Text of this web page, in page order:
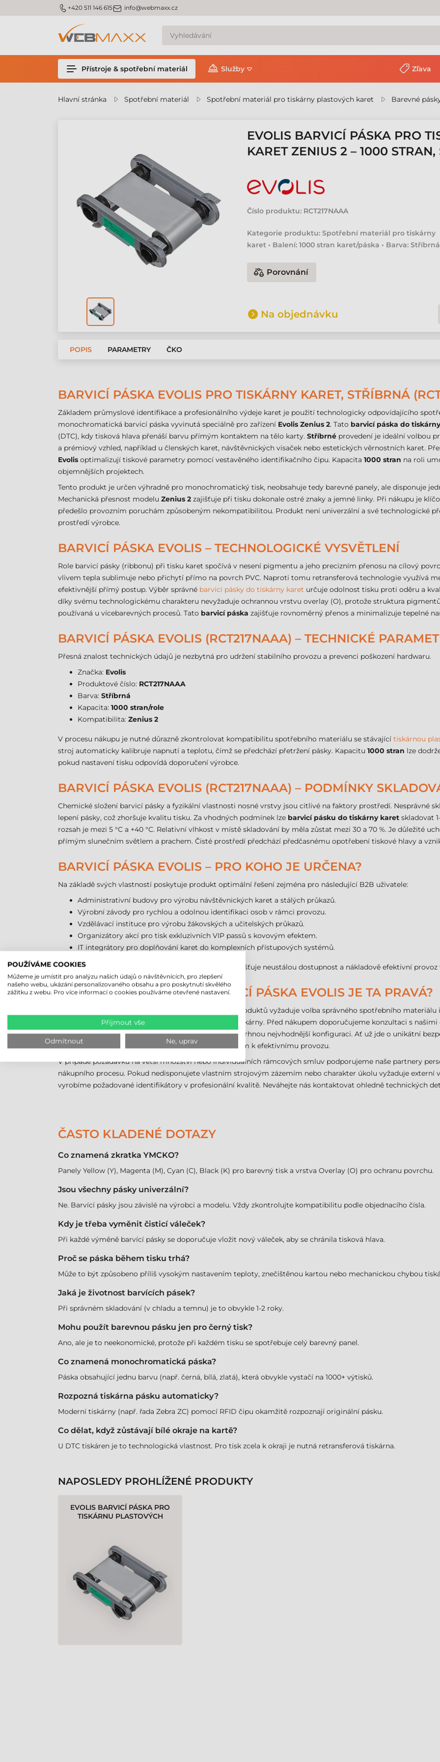
m_phone +420 511 146 615m_email info@webmaxx.cz
Přístroje & spotřební materiál Služby Zľava
Hlavní stránka Spotřební materiál Spotřební materiál pro tiskárny plastových karet Barevné
EVOLIS BARVICÍ PÁSKA PRO
KARET ZENIUS 2 – 1000
Číslo produktu: RCT217NAAA
Kategorie produktu: Spotřební materiál pro tiskárny
karet • Balení: 1000 stran karet/páska • Barva: Stříbrná
Porovnání
Na objednávku
POPIS PARAMETRY ČKO
BARVICÍ PÁSKA EVOLIS PRO TISKÁRNY KARET, STŘÍBRNÁ
Základem průmyslové identifikace a profesionálního výdeje karet je použití technologicky odpovídajícího
monochromatická barvicí páska vyvinutá speciálně pro zařízení Evolis Zenius 2. Tato barvicí páska do
(DTC), kdy tisková hlava přenáší barvu přímým kontaktem na tělo karty. Stříbrné provedení je ideální volbou
a prémiový vzhled, například u členských karet, návštěvnických visaček nebo estetických věrnostních karet.
Evolis optimalizují tiskové parametry pomocí vestavěného identifikačního čipu. Kapacita 1000 stran na roli
objemnějších projektech.
Tento produkt je určen výhradně pro monochromatický tisk, neobsahuje tedy barevné panely, ale disponuje
Mechanická přesnost modelu Zenius 2 zajišťuje při tisku dokonale ostré znaky a jemné linky. Při nákupu je
předešlo provozním poruchám způsobeným nekompatibilitou. Produkt není univerzální a své technologické
prostředí výrobce.
BARVICÍ PÁSKA EVOLIS – TECHNOLOGICKÉ VYSVĚTLENÍ
Role barvicí pásky (ribbonu) při tisku karet spočívá v nesení pigmentu a jeho precizním přenosu na cílový
vlivem tepla sublimuje nebo přichytí přímo na povrch PVC. Naproti tomu retransferová technologie využívá
efektivnější přímý postup. Výběr správné barvicí pásky do tiskárny karet určuje odolnost tisku proti oděru a
díky svému technologickému charakteru nevyžaduje ochrannou vrstvu overlay (O), protože struktura
používaná u vícebarevných procesů. Tato barvicí páska zajišťuje rovnoměrný přenos a minimalizuje tepelné
BARVICÍ PÁSKA EVOLIS (RCT217NAAA) – TECHNICKÉ
Přesná znalost technických údajů je nezbytná pro udržení stabilního provozu a prevenci poškození hardwaru.
Značka: Evolis
Produktové číslo: RCT217NAAA
Barva: Stříbrná
Kapacita: 1000 stran/role
Kompatibilita: Zenius 2
V procesu nákupu je nutné důrazně zkontrolovat kompatibilitu spotřebního materiálu se stávající tiskárnou
stroj automaticky kalibruje napnutí a teplotu, čímž se předchází přetržení pásky. Kapacitu 1000 stran lze
pokud nastavení tisku odpovídá doporučení výrobce.
BARVICÍ PÁSKA EVOLIS (RCT217NAAA) – PODMÍNKY
Chemické složení barvicí pásky a fyzikální vlastnosti nosné vrstvy jsou citlivé na faktory prostředí. Nesprávné
lepení pásky, což zhoršuje kvalitu tisku. Za vhodných podmínek lze barvicí pásku do tiskárny karet skladovat
rozsah je mezi 5 °C a +40 °C. Relativní vlhkost v místě skladování by měla zůstat mezi 30 a 70 %. Je důležité
přímým slunečním světlem a prachem. Čisté prostředí předchází předčasnému opotřebení tiskové hlavy a
BARVICÍ PÁSKA EVOLIS – PRO KOHO JE URČENA?
Na základě svých vlastností poskytuje produkt optimální řešení zejména pro následující B2B uživatele:
Administrativní budovy pro výrobu návštěvnických karet a stálých průkazů.
Výrobní závody pro rychlou a odolnou identifikaci osob v rámci provozu.
Vzdělávací instituce pro výrobu žákovských a učitelských průkazů.
Organizátory akcí pro tisk exkluzivních VIP passů s kovovým efektem.
IT integrátory pro doplňování karet do komplexních přístupových systémů.
Provedení odpovídající průmyslovým standardům zajišťuje neustálou dostupnost a nákladově efektivní
NEJSTE SI JISTI, KTERÁ BARVICÍ PÁSKA EVOLIS JE TA PRAVÁ?
Kvůli technologickému pokroku a širokému výběru produktů vyžaduje volba správného spotřebního
vést k vyšší zmetkovitosti nebo hardwarové poruše tiskárny. Před nákupem doporučujeme konzultaci s
specifických potřeb a stávajícího strojového parku navrhnou nejvhodnější konfiguraci. Ať už jde o unikátní
kontrola technologické kompatibility je prvním krokem k efektivnímu provozu.
V případě požadavků na větší množství nebo individuálních rámcových smluv podporujeme naše partnery
nákupního procesu. Pokud nedisponujete vlastním strojovým zázemím nebo charakter úkolu vyžaduje externí
vyrobíme požadované identifikátory v profesionální kvalitě. Neváhejte nás kontaktovat ohledně technických
ČASTO KLADENÉ DOTAZY
Co znamená zkratka YMCKO?
Panely Yellow (Y), Magenta (M), Cyan (C), Black (K) pro barevný tisk a vrstva Overlay (O) pro ochranu povrchu.
Jsou všechny pásky univerzální?
Ne. Barvící pásky jsou závislé na výrobci a modelu. Vždy zkontrolujte kompatibilitu podle objednacího čísla.
Kdy je třeba vyměnit čisticí váleček?
Při každé výměně barvící pásky se doporučuje vložit nový váleček, aby se chránila tisková hlava.
Proč se páska během tisku trhá?
Může to být způsobeno příliš vysokým nastavením teploty, znečištěnou kartou nebo mechanickou chybou
Jaká je životnost barvících pásek?
Při správném skladování (v chladu a temnu) je to obvykle 1-2 roky.
Mohu použít barevnou pásku jen pro černý tisk?
Ano, ale je to neekonomické, protože při každém tisku se spotřebuje celý barevný panel.
Co znamená monochromatická páska?
Páska obsahující jednu barvu (např. černá, bílá, zlatá), která obvykle vystačí na 1000+ výtisků.
Rozpozná tiskárna pásku automaticky?
Moderní tiskárny (např. řada Zebra ZC) pomocí RFID čipu okamžitě rozpoznají originální pásku.
Co dělat, když zůstávají bílé okraje na kartě?
U DTC tiskáren je to technologická vlastnost. Pro tisk zcela k okraji je nutná retransferová tiskárna.
NAPOSLEDY PROHLÍŽENÉ PRODUKTY
EVOLIS BARVICÍ PÁSKA PRO
TISKÁRNU PLASTOVÝCH
POUŽÍVÁME COOKIES
Můžeme je umístit pro analýzu našich údajů o návštěvnících, pro zlepšení
našeho webu, ukázání personalizovaného obsahu a pro poskytnutí skvělého
zážitku z webu. Pro více informací o cookies používáme otevřené nastavení.
Přijmout vše
Odmítnout Ne, uprav